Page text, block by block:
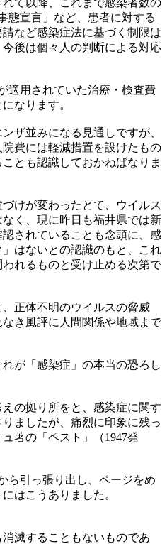
態宣言」など、患者に対する
など感染症法に基づく制限は
後は個々人の判断による対応
適用されていた治療・検査費
なります。
ザ並みになる見通しですが、
費には軽減措置を設けたもの
とも認識しておかねばなりま
けが変わったとて、ウイルス
く、現に昨日も福井県では新
されていることも念頭に、感
はないとの認識のもと、これ
れるものと受け止める次第で
正体不明のウイルスの脅威
き風評に人間関係や地域まで
が「感染症」の本当の恐ろし
の拠り所をと、感染症に関す
ましたが、痛烈に印象に残っ
著の「ペスト」（1947発
ら引っ張り出し、ページをめ
はこうありました。
滅することもないものであ